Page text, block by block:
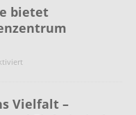
bietet
Vielfalt –